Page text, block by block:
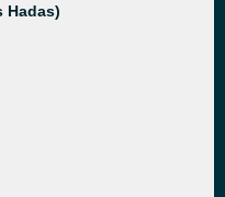
Hadas)